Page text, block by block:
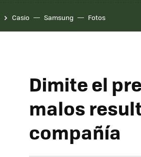
Casio Samsung Fotos
Dimite el
malos
compañía